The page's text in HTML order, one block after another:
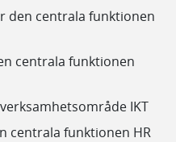
den centrala funktionen
centrala funktionen
IKT
centrala funktionen HR